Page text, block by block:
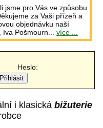
jsme pro Vás ve způsobu
za Vaši přízeň a
objednávku naší
Pošmourn... více ...
Heslo:
i klasická bižuterie